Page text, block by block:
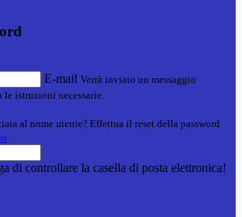
E-mail Verrà inviato un messaggio
istruzioni necessarie.
al nome utente? Effettua il reset della password
di controllare la casella di posta elettronica!